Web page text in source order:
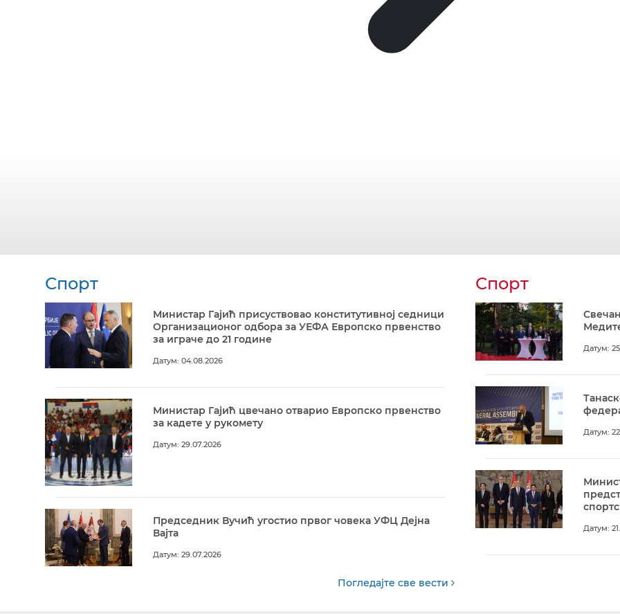
Спорт
Министар Гајић присуствовао конститутивној седници
Организационог одбора за УЕФА Европско првенство
за играче до 21 године
Датум: 04.08.2026
Министар Гајић цвечано отварио Европско првенство
за кадете у рукомету
Датум: 29.07.2026
Председник Вучић угостио првог човека УФЦ Дејна
Вајта
Датум: 29.07.2026
Погледајте све вести
Спорт
Датум:
Датум:
Датум: